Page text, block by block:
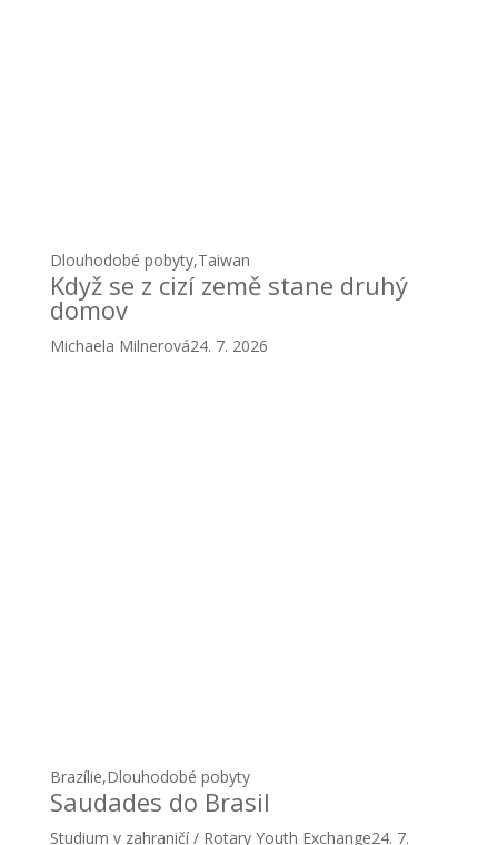
Dlouhodobé pobyty,Taiwan
Když se z cizí země stane druhý
domov
Michaela Milnerová24. 7. 2026
Brazílie,Dlouhodobé pobyty
Saudades do Brasil
Studium v zahraničí / Rotary Youth Exchange24. 7.